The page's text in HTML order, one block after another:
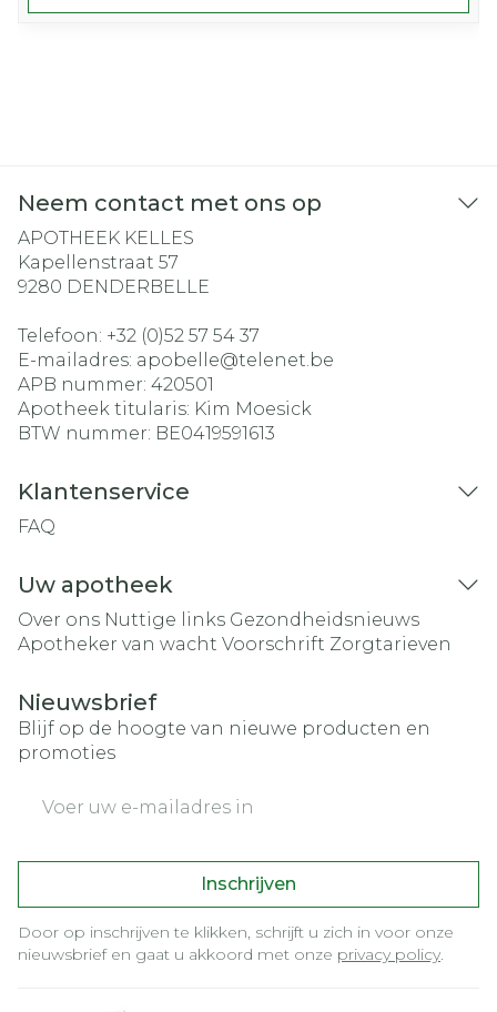
Neem contact met ons op
APOTHEEK KELLES
Kapellenstraat 57
9280 DENDERBELLE
Telefoon: +32 (0)52 57 54 37
E-mailadres: apobelle@telenet.be
APB nummer: 420501
Apotheek titularis: Kim Moesick
BTW nummer: BE0419591613
Klantenservice
FAQ
Uw apotheek
Over ons Nuttige links Gezondheidsnieuws
Apotheker van wacht Voorschrift Zorgtarieven
Nieuwsbrief
Blijf op de hoogte van nieuwe producten en
promoties
Inschrijven
Door op inschrijven te klikken, schrijft u zich in voor onze
nieuwsbrief en gaat u akkoord met onze privacy policy.